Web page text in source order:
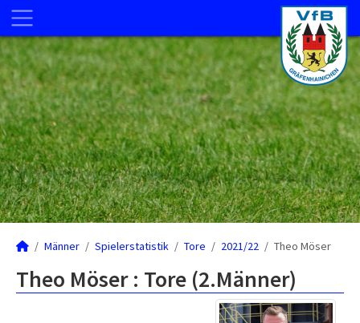
Männer Spielerstatistik Tore 2021/22 Theo Möser
Theo Möser : Tore (2.Männer)